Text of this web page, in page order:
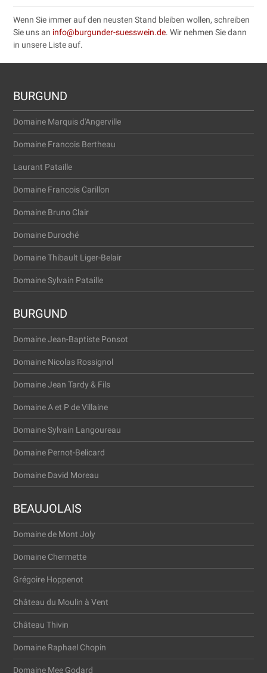
Wenn Sie immer auf den neusten Stand bleiben wollen, schreiben
Sie uns an info@burgunder-suesswein.de. Wir nehmen Sie dann
in unsere Liste auf.
BURGUND
Domaine Marquis d'Angerville
Domaine Francois Bertheau
Laurant Pataille
Domaine Francois Carillon
Domaine Bruno Clair
Domaine Duroché
Domaine Thibault Liger-Belair
Domaine Sylvain Pataille
BURGUND
Domaine Jean-Baptiste Ponsot
Domaine Nicolas Rossignol
Domaine Jean Tardy & Fils
Domaine A et P de Villaine
Domaine Sylvain Langoureau
Domaine Pernot-Belicard
Domaine David Moreau
BEAUJOLAIS
Domaine de Mont Joly
Domaine Cher­met­te
Gré­go­i­re Hoppenot
Châ­teau du Moulin à Vent
Châ­teau Thivin
Domaine Rapha­el Chopin
Domaine Mee Godard